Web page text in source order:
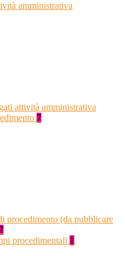
amministrativa
attività amministrativa
7
procedimento (da pubblicare
7
procedimentali 1